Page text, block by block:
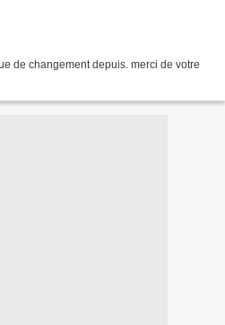
de changement depuis. merci de votre